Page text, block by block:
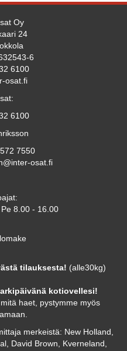
Oy
24
6
6100
osat.fi
6100
7550
osat.fi
8.00 - 16.00
tilauksesta! (alle30kg)
kotiovellesi!
haet, pystymme myös
merkeistä: New Holland,
David Brown, Kverneland,